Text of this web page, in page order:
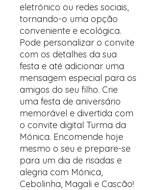
eletrónico ou redes sociais,
tornando-o uma opção
conveniente e ecológica.
Pode personalizar o convite
com os detalhes da sua
festa e até adicionar uma
mensagem especial para os
amigos do seu filho. Crie
uma festa de aniversário
memorável e divertida com
o convite digital Turma da
Mónica. Encomende hoje
mesmo o seu e prepare-se
para um dia de risadas e
alegria com Mónica,
Cebolinha, Magali e Cascão!